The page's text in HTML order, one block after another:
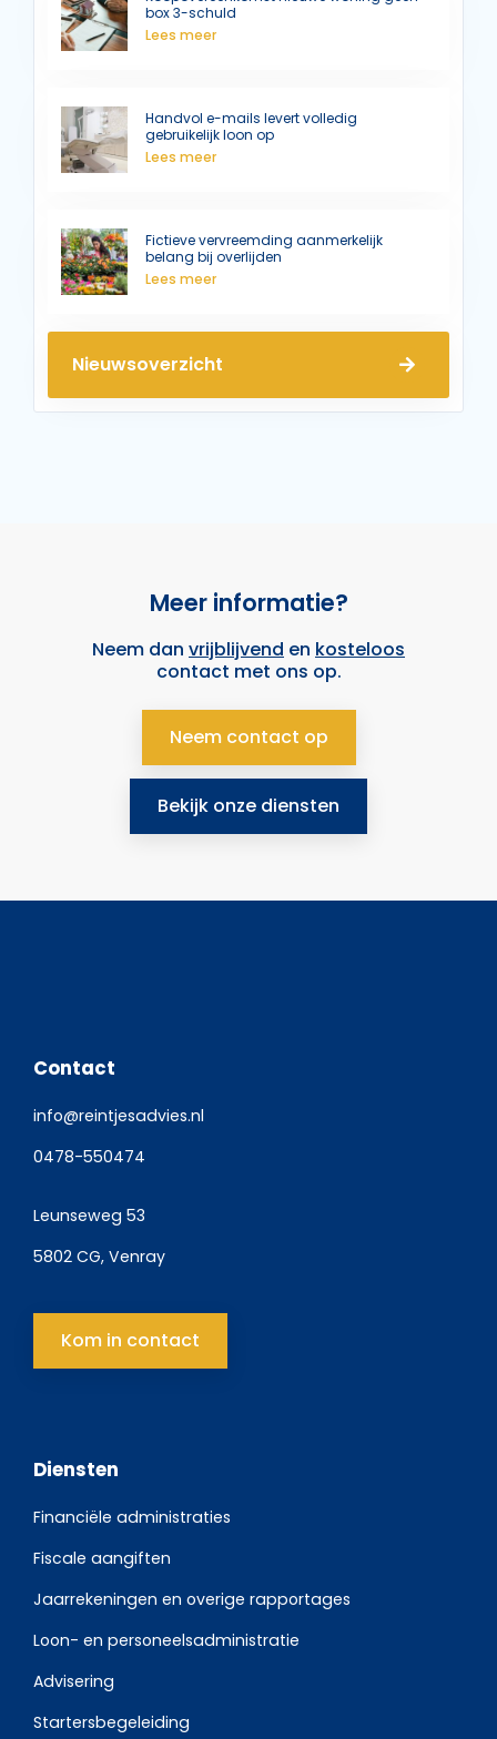
box 3-schuld
Lees meer
Handvol e-mails levert volledig
gebruikelijk loon op
Lees meer
Fictieve vervreemding aanmerkelijk
belang bij overlijden
Lees meer
Nieuwsoverzicht
Meer informatie?
Neem dan vrijblijvend en kosteloos
contact met ons op.
Neem contact op
Bekijk onze diensten
Contact
info@reintjesadvies.nl
0478-550474
Leunseweg 53
5802 CG, Venray
Kom in contact
Diensten
Financiële administraties
Fiscale aangiften
Jaarrekeningen en overige rapportages
Loon- en personeelsadministratie
Advisering
Startersbegeleiding